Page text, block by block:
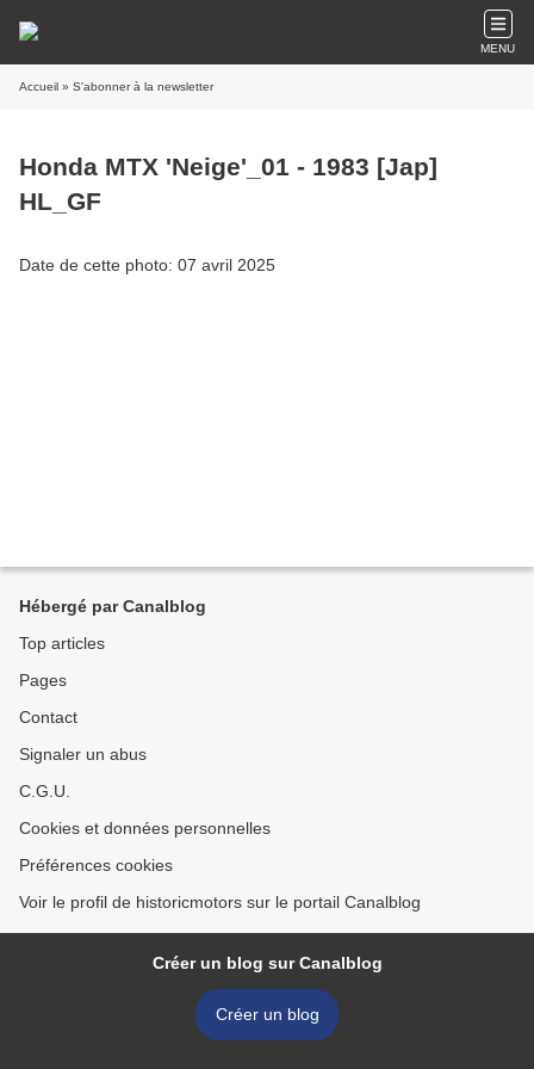
MENU
Accueil » S'abonner à la newsletter
Honda MTX 'Neige'_01 - 1983 [Jap]
HL_GF
Date de cette photo: 07 avril 2025
Hébergé par Canalblog
Top articles
Pages
Contact
Signaler un abus
C.G.U.
Cookies et données personnelles
Préférences cookies
Voir le profil de historicmotors sur le portail Canalblog
Créer un blog sur Canalblog
Créer un blog